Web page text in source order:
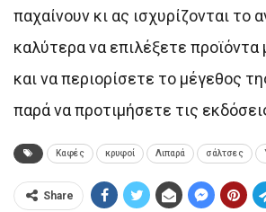
παχαίνουν κι ας ισχυρίζονται το
καλύτερα να επιλέξετε προϊόντα
και να περιορίσετε το μέγεθος
παρά να προτιμήσετε τις
Καφές κρυφοί Λιπαρά σάλτσες
Share